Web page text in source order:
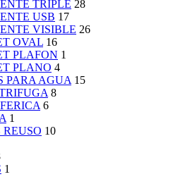
TRIPLE 28
USB 17
VISIBLE 26
OVAL 16
PLAFON 1
PLANO 4
PARA AGUA 15
8
6
1
REUSO 10
1